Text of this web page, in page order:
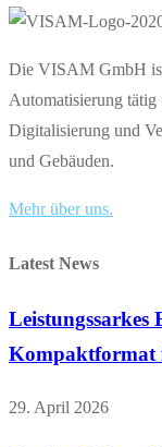
Die VISAM GmbH ist
Automatisierung
Digitalisierung und
und Gebäuden.
Mehr über uns.
Latest News
Leistungssarkes
Kompaktformat
29. April 2026